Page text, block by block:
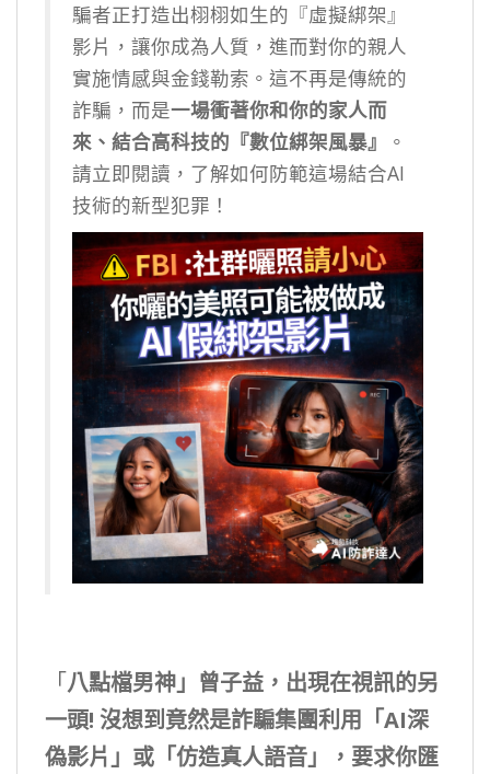
騙者正打造出栩栩如生的『虛擬綁架』
影片，讓你成為人質，進而對你的親人
實施情感與金錢勒索。這不再是傳統的
詐騙，而是一場衝著你和你的家人而
來、結合高科技的『數位綁架風暴』
。
請立即閱讀，了解如何防範這場結合AI
技術的新型犯罪！
「八點檔男神」曾子益，出現在視訊的另
一頭! 沒想到竟然是詐騙集團利用「AI深
偽影片」或「仿造真人語音」，要求你匯